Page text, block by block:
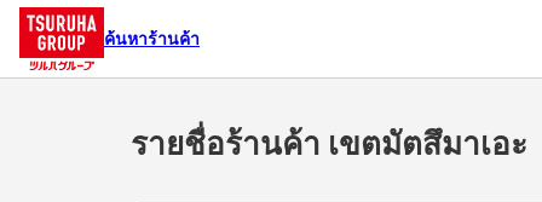
ค้นหาร้านค้า
รายชื่อร้านค้า เขตมัตสึมาเอะ